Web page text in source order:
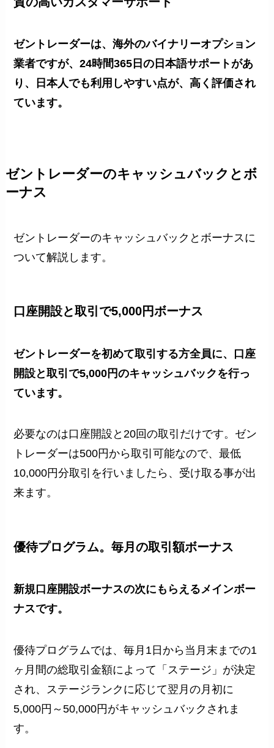
ゼントレーダーは、海外のバイナリーオプション
業者ですが、24時間365日の日本語サポートがあ
り、日本人でも利用しやすい点が、高く評価され
ています。
ゼントレーダーのキャッシュバックとボ
ーナス
ゼントレーダーのキャッシュバックとボーナスに
ついて解説します。
口座開設と取引で5,000円ボーナス
ゼントレーダーを初めて取引する方全員に、口座
開設と取引で5,000円のキャッシュバックを行っ
ています。
必要なのは口座開設と20回の取引だけです。ゼン
トレーダーは500円から取引可能なので、最低
10,000円分取引を行いましたら、受け取る事が出
来ます。
優待プログラム。毎月の取引額ボーナス
新規口座開設ボーナスの次にもらえるメインボー
ナスです。
優待プログラムでは、毎月1日から当月末までの1
ヶ月間の総取引金額によって「ステージ」が決定
され、ステージランクに応じて翌月の月初に
5,000円～50,000円がキャッシュバックされま
す。